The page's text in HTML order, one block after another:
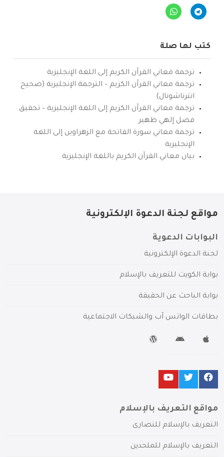
كتب لها صلة
ترجمة معاني القرآن الكريم إلى اللغة الإنجليزية
ترجمة معاني القرآن الكريم – الترجمة الإنجليزية (صحيح
انترناشونال)
ترجمة معاني القرآن الكريم إلى اللغة الإنجليزية – تحقيق
فضل إلهي ظهير
ترجمة معاني سورة الفاتحة مع الزهراوين إلى اللغة
الإنجليزية
بيان معاني القرآن الكريم باللغة الإنجليزية
مواقع لجنة الدعوة الإلكترونية
البوابات الدعوية
لجنة الدعوة الإلكترونية
بوابة الكويت للتعريف بالإسلام
بوابة الباحث عن الحقيقة
بطاقات الواتس آب والشبكات الاجتماعية
مواقع التعريف بالإسلام
التعريف بالإسلام للنصارى
التعريف بالإسلام للملحدين